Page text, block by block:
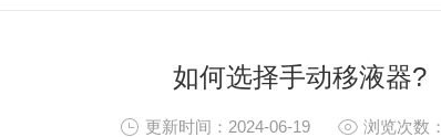
如何选择手动移液器?
更新时间：2024-06-19 浏览次数